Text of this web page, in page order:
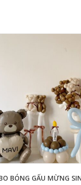
BÓNG GẤU MỪNG